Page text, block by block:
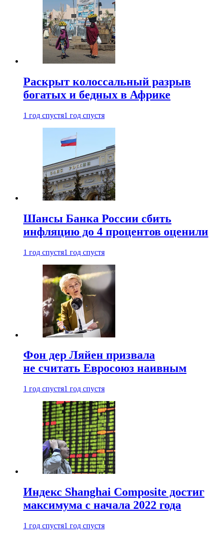
Раскрыт колоссальный разрыв
богатых и бедных в Африке
1 год спустя1 год спустя
Шансы Банка России сбить
инфляцию до 4 процентов оценили
1 год спустя1 год спустя
Фон дер Ляйен призвала
не считать Евросоюз наивным
1 год спустя1 год спустя
Индекс Shanghai Composite достиг
максимума с начала 2022 года
1 год спустя1 год спустя